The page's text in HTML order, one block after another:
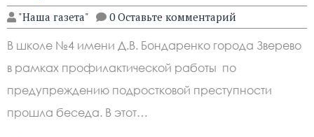
"Наша газета" 0 Оставьте комментарий
В школе №4 имени Д.В. Бондаренко города Зверево
в рамках профилактической работы по
предупреждению подростковой преступности
прошла беседа. В этот…